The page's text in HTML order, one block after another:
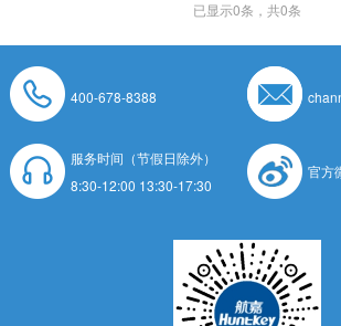
已显示0条，共0条
400-678-8388
服务时间（节假日除外）
8:30-12:00 13:30-17:30
官方